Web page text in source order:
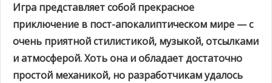
Игра представляет собой прекрасное
приключение в пост-апокалиптическом мире — с
очень приятной стилистикой, музыкой, отсылками
и атмосферой. Хоть она и обладает достаточно
простой механикой, но разработчикам удалось